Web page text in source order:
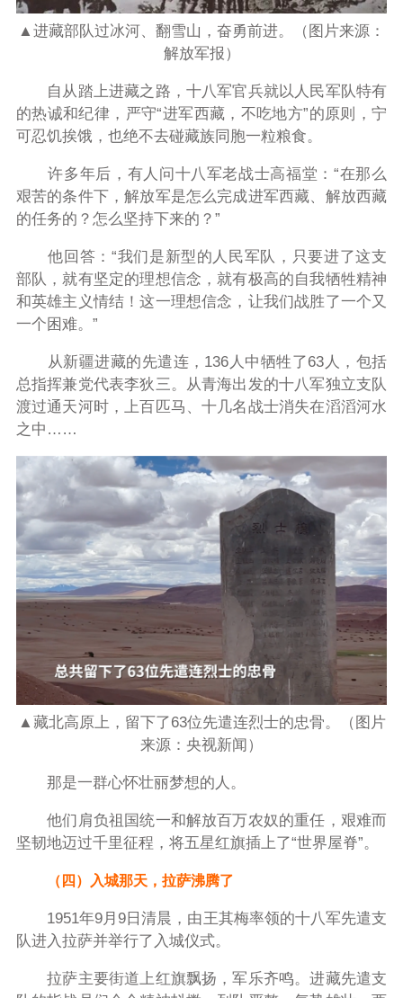
▲进藏部队过冰河、翻雪山，奋勇前进。（图片来源：
解放军报）
自从踏上进藏之路，十八军官兵就以人民军队特有
的热诚和纪律，严守“进军西藏，不吃地方”的原则，宁
可忍饥挨饿，也绝不去碰藏族同胞一粒粮食。
许多年后，有人问十八军老战士高福堂：“在那么
艰苦的条件下，解放军是怎么完成进军西藏、解放西藏
的任务的？怎么坚持下来的？”
他回答：“我们是新型的人民军队，只要进了这支
部队，就有坚定的理想信念，就有极高的自我牺牲精神
和英雄主义情结！这一理想信念，让我们战胜了一个又
一个困难。”
从新疆进藏的先遣连，136人中牺牲了63人，包括
总指挥兼党代表李狄三。从青海出发的十八军独立支队
渡过通天河时，上百匹马、十几名战士消失在滔滔河水
之中……
▲藏北高原上，留下了63位先遣连烈士的忠骨。（图片
来源：央视新闻）
那是一群心怀壮丽梦想的人。
他们肩负祖国统一和解放百万农奴的重任，艰难而
坚韧地迈过千里征程，将五星红旗插上了“世界屋脊”。
（四）入城那天，拉萨沸腾了
1951年9月9日清晨，由王其梅率领的十八军先遣支
队进入拉萨并举行了入城仪式。
拉萨主要街道上红旗飘扬，军乐齐鸣。进藏先遣支